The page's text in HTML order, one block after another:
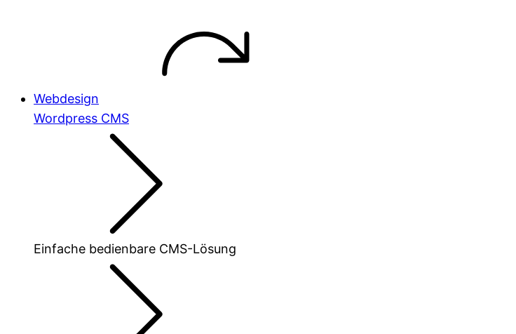
Webdesign
Wordpress CMS
Einfache bedienbare CMS-Lösung